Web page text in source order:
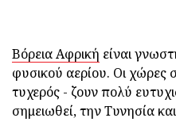
Βόρεια Αφρική είναι
φυσικού αερίου. Οι χώρες
τυχερός - ζουν πολύ
σημειωθεί, την Τυνησία